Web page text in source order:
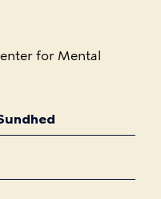
for Mental